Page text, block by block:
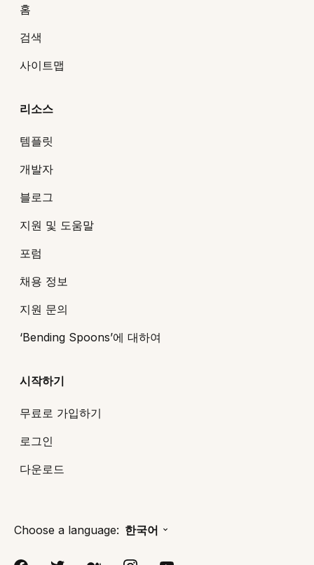
홈
검색
사이트맵
리소스
템플릿
개발자
블로그
지원 및 도움말
포럼
채용 정보
지원 문의
‘Bending Spoons’에 대하여
시작하기
무료로 가입하기
로그인
다운로드
Choose a language: 한국어